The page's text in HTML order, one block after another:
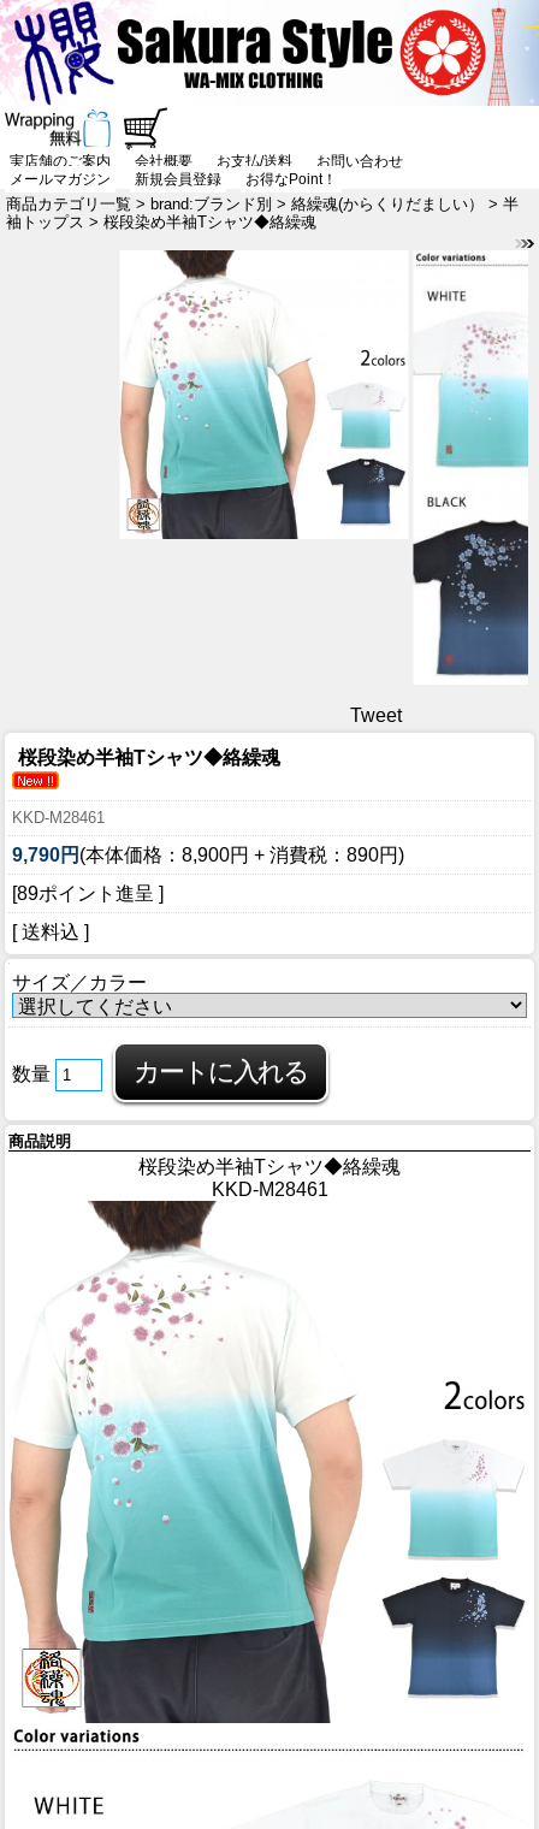
実店舗のご案内 会社概要 お支払/送料
お問い合わせ
メールマガジン
新規会員登録 お得なPoint！
商品カテゴリ一覧 > brand:ブランド別 > 絡繰魂(からくりだましい） > 半
袖トップス > 桜段染め半袖Tシャツ◆絡繰魂
Tweet
桜段染め半袖Tシャツ◆絡繰魂
KKD-M28461
9,790円 (本体価格：8,900円 + 消費税：890円)
[89ポイント進呈 ]
[ 送料込 ]
サイズ／カラー
数量
商品説明
桜段染め半袖Tシャツ◆絡繰魂
KKD-M28461